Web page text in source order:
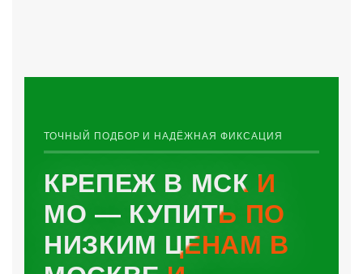
ТОЧНЫЙ ПОДБОР И НАДЁЖНАЯ ФИКСАЦИЯ
КРЕПЕЖ В МСК И
МО — КУПИТЬ ПО
НИЗКИМ ЦЕНАМ В